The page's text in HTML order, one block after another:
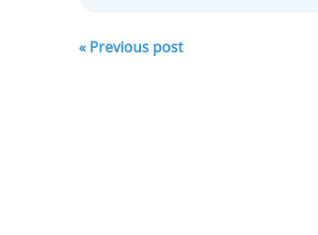
Post
« Previous post